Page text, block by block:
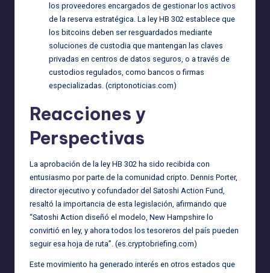
los proveedores encargados de gestionar los activos
de la reserva estratégica. La ley HB 302 establece que
los bitcoins deben ser resguardados mediante
soluciones de custodia que mantengan las claves
privadas en centros de datos seguros, o a través de
custodios regulados, como bancos o firmas
especializadas. (criptonoticias.com)
Reacciones y
Perspectivas
La aprobación de la ley HB 302 ha sido recibida con
entusiasmo por parte de la comunidad cripto. Dennis Porter,
director ejecutivo y cofundador del Satoshi Action Fund,
resaltó la importancia de esta legislación, afirmando que
“Satoshi Action diseñó el modelo, New Hampshire lo
convirtió en ley, y ahora todos los tesoreros del país pueden
seguir esa hoja de ruta”. (es.cryptobriefing.com)
Este movimiento ha generado interés en otros estados que